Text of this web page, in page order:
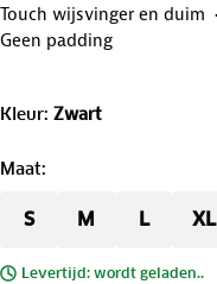
Touch wijsvinger en duim
Geen padding
Kleur: Zwart
Maat:
S M L XL
Levertijd: wordt geladen..